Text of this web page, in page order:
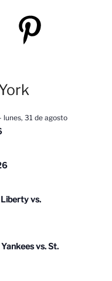
lunes, 31 de agosto
vs.
vs. St.